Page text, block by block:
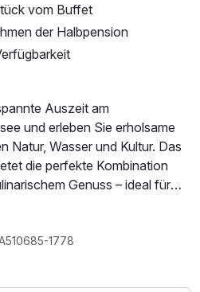
vom Buffet
der Halbpension
Auszeit am
und erleben Sie erholsame
Natur, Wasser und Kultur. Das
die perfekte Kombination
Genuss – ideal für
nahe Potsdam und Berlin.
reichhaltigen Frühstück
1778